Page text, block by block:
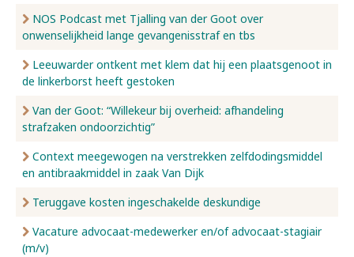
NOS Podcast met Tjalling van der Goot over
onwenselijkheid lange gevangenisstraf en tbs
Leeuwarder ontkent met klem dat hij een plaatsgenoot in
de linkerborst heeft gestoken
Van der Goot: “Willekeur bij overheid: afhandeling
strafzaken ondoorzichtig”
Context meegewogen na verstrekken zelfdodingsmiddel
en antibraakmiddel in zaak Van Dijk
Teruggave kosten ingeschakelde deskundige
Vacature advocaat-medewerker en/of advocaat-stagiair
(m/v)